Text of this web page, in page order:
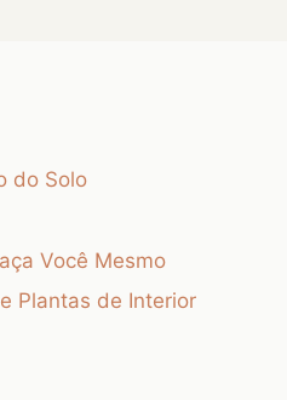
do Solo
Você Mesmo
Plantas de Interior